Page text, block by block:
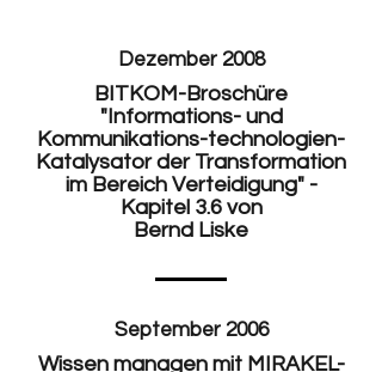
Dezember 2008
BITKOM-Broschüre
"Informations- und
Kommunikations-technologien-
Katalysator der Transformation
im Bereich Verteidigung" -
Kapitel 3.6 von
Bernd Liske
September 2006
Wissen managen mit MIRAKEL-